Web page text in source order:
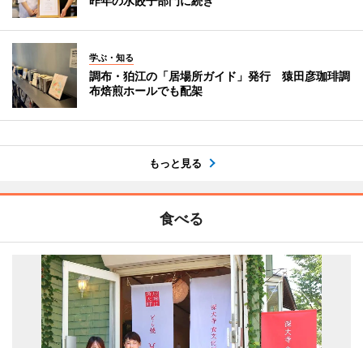
学ぶ・知る
調布・狛江の「居場所ガイド」発行 猿田彦珈琲調
布焙煎ホールでも配架
もっと見る
食べる